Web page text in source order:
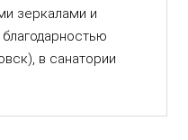
зеркалами и
в санатории